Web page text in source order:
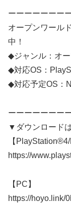
ーーーーーーー
オープンワール
中！
◆ジャンル：オ
◆対応OS：
◆対応予定OS：
ーーーーーーー
▼ダウンロード
【
https://
【PC】
https://hoyo.link/